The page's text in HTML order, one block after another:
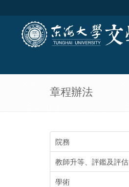
章程辦法
院務
教師升等、評鑑及評估
學術